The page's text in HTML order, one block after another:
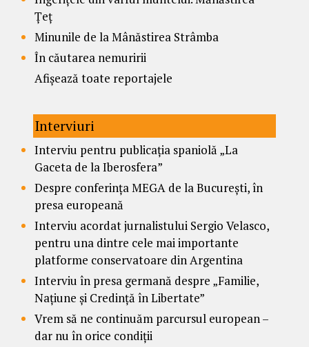
Țeț
Minunile de la Mânăstirea Strâmba
În căutarea nemuririi
Afișează toate reportajele
Interviuri
Interviu pentru publicația spaniolă „La
Gaceta de la Iberosfera”
Despre conferința MEGA de la București, în
presa europeană
Interviu acordat jurnalistului Sergio Velasco,
pentru una dintre cele mai importante
platforme conservatoare din Argentina
Interviu în presa germană despre „Familie,
Națiune și Credință în Libertate”
Vrem să ne continuăm parcursul european –
dar nu în orice condiții